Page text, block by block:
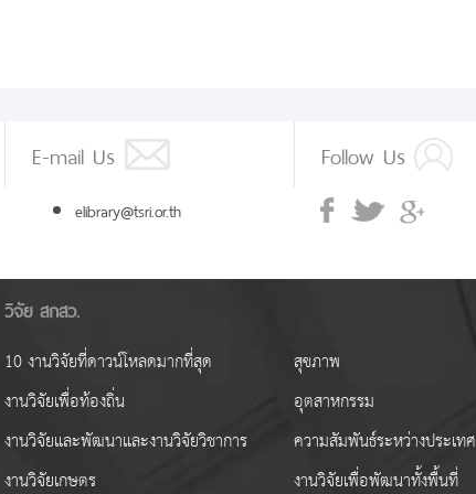
E-mail Us
elibrary@tsri.or.th
Follow Us
วิจัย สกสว.
10 งานวิจัยที่ดาวน์โหลดมากที่สุด
งานวิจัยเพื่อท้องถิ่น
งานวิจัยและพัฒนาและงานวิจัยวิชาการ
งานวิจัยเกษตร
สุขภาพ
อุตสาหกรรม
ความสัมพันธ์ระหว่างประเทศ
งานวิจัยเพื่อพัฒนาทั้งพื้นที่